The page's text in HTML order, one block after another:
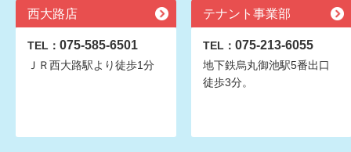
西大路店
TEL： 075-585-6501
ＪＲ西大路駅より徒歩1分
テナント事業部
TEL： 075-213-6055
地下鉄烏丸御池駅5番出口
徒歩3分。